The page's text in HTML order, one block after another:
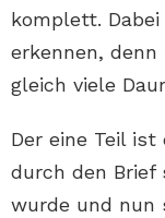
komplett.
erkennen,
gleich viele
Der eine Teil
durch den Brief
wurde und nun